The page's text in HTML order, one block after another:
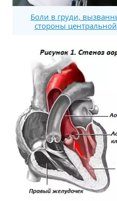
Боли в груди,
стороны